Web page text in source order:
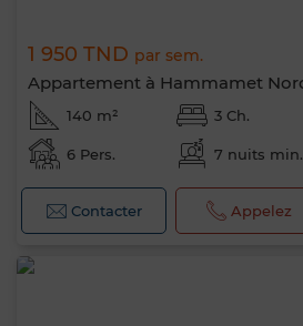
1 950 TND par sem.
Appartement à Hammamet
140 m² 3 Ch.
6 Pers. 7 nuits min.
Contacter Appelez